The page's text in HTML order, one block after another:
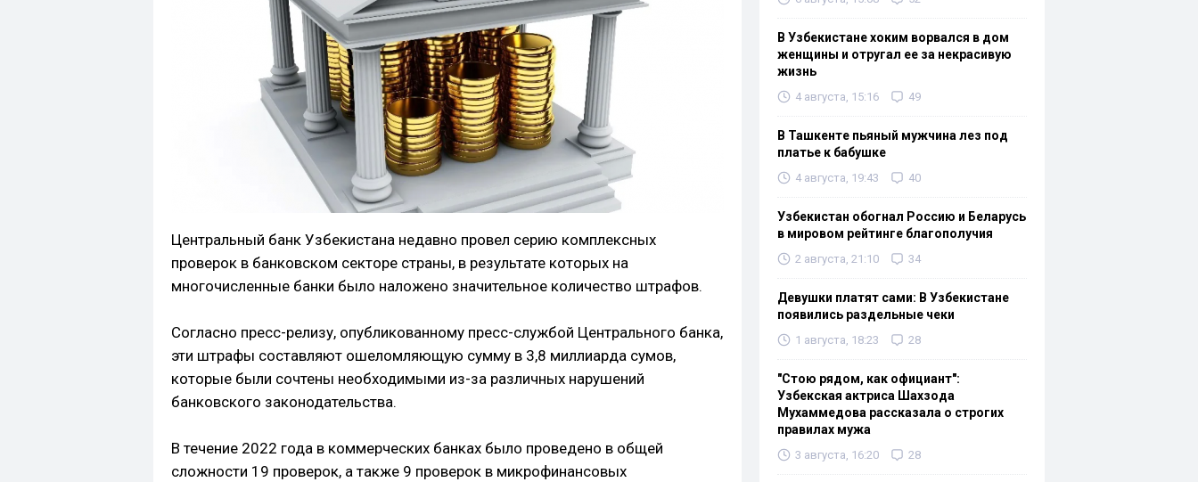
Центральный банк Узбекистана недавно провел серию комплексных
проверок в банковском секторе страны, в результате которых на
многочисленные банки было наложено значительное количество штрафов.
Согласно пресс-релизу, опубликованному пресс-службой Центрального банка,
эти штрафы составляют ошеломляющую сумму в 3,8 миллиарда сумов,
которые были сочтены необходимыми из-за различных нарушений
банковского законодательства.
В течение 2022 года в коммерческих банках было проведено в общей
сложности 19 проверок, а также 9 проверок в микрофинансовых
В Узбекистане хоким ворвался в дом
женщины и отругал ее за некрасивую
жизнь
4 августа, 15:16 49
В Ташкенте пьяный мужчина лез под
платье к бабушке
4 августа, 19:43 40
Узбекистан обогнал Россию и Беларусь
в мировом рейтинге благополучия
2 августа, 21:10 34
Девушки платят сами: В Узбекистане
появились раздельные чеки
1 августа, 18:23 28
"Стою рядом, как официант":
Узбекская актриса Шахзода
Мухаммедова рассказала о строгих
правилах мужа
3 августа, 16:20 28